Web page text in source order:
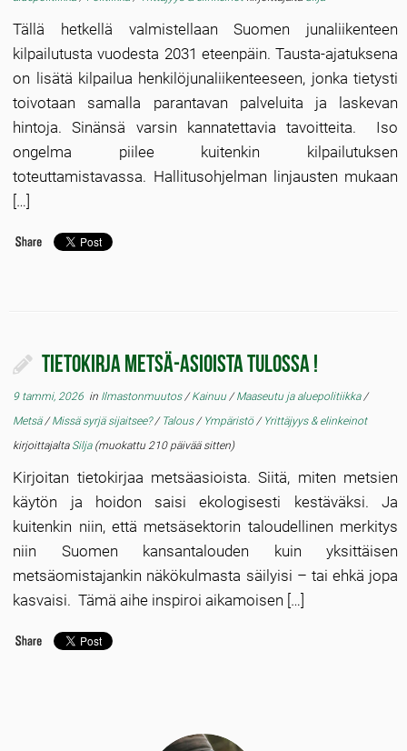
Tällä hetkellä valmistellaan Suomen junaliikenteen
kilpailutusta vuodesta 2031 eteenpäin. Tausta-ajatuksena
on lisätä kilpailua henkilöjunaliikenteeseen, jonka tietysti
toivotaan samalla parantavan palveluita ja laskevan
hintoja. Sinänsä varsin kannatettavia tavoitteita. Iso
ongelma piilee kuitenkin kilpailutuksen
toteuttamistavassa. Hallitusohjelman linjausten mukaan
[…]
Tietokirja metsä-asioista tulossa !
9 tammi, 2026 in Ilmastonmuutos/Kainuu/Maaseutu ja aluepolitiikka/
Metsä/Missä syrjä sijaitsee?/ Talous/ Ympäristö/ Yrittäjyys & elinkeinot
kirjoittajalta Silja(muokattu 210 päivää sitten)
Kirjoitan tietokirjaa metsäasioista. Siitä, miten metsien
käytön ja hoidon saisi ekologisesti kestäväksi. Ja
kuitenkin niin, että metsäsektorin taloudellinen merkitys
niin Suomen kansantalouden kuin yksittäisen
metsäomistajankin näkökulmasta säilyisi – tai ehkä jopa
kasvaisi. Tämä aihe inspiroi aikamoisen […]